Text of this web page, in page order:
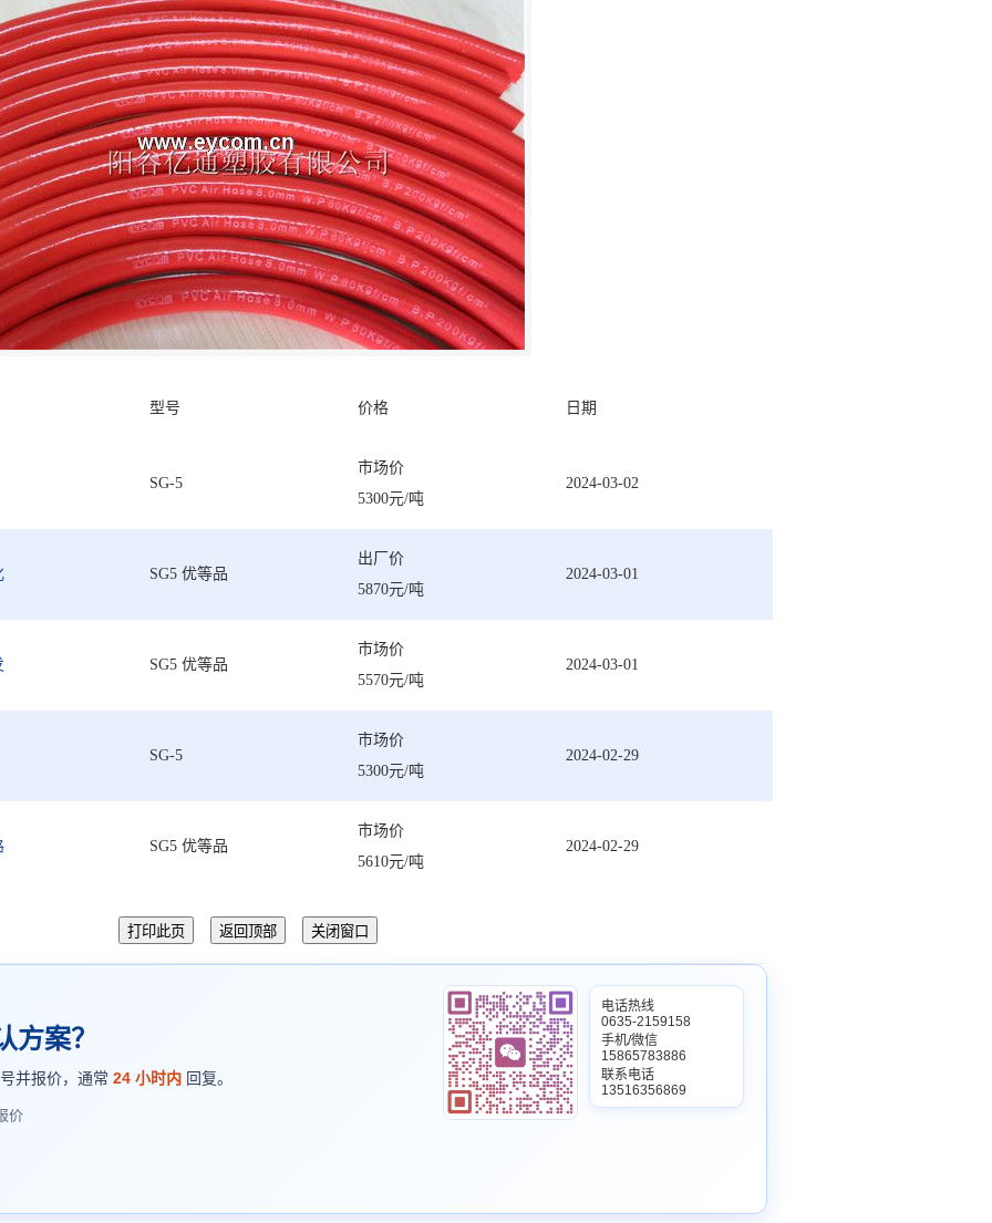
型号 价格 日期
SG-5
市场价
5300元/吨
2024-03-02
SG5 优等品
出厂价
5870元/吨
2024-03-01
SG5 优等品
市场价
5570元/吨
2024-03-01
SG-5
市场价
5300元/吨
2024-02-29
SG5 优等品
市场价
5610元/吨
2024-02-29
方案？
并报价，通常 24 小时内 回复。
价
电话热线
0635-2159158
手机/微信
15865783886
联系电话
13516356869